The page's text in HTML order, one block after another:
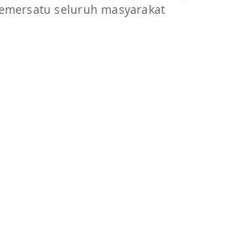
seluruh masyarakat